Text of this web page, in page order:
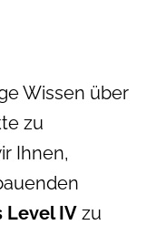
Wissen über
zu
Ihnen,
Level IV zu